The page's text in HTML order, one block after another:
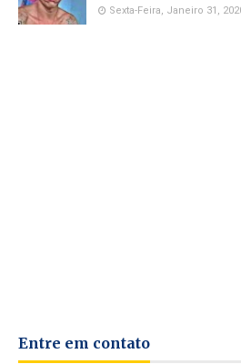
Sexta-Feira, Janeiro 31,
Entre em contato